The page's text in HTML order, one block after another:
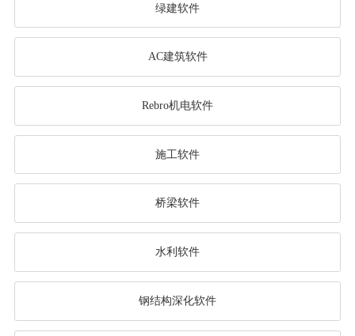
绿建软件
AC建筑软件
Rebro机电软件
施工软件
桥梁软件
水利软件
钢结构深化软件